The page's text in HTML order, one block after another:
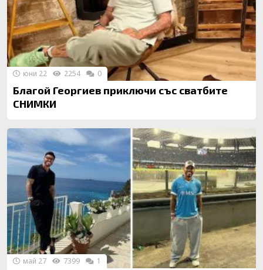
Благой Георгиев приключи със сватбите
СНИМКИ
юни 22 2254 0
май 27 7399 1